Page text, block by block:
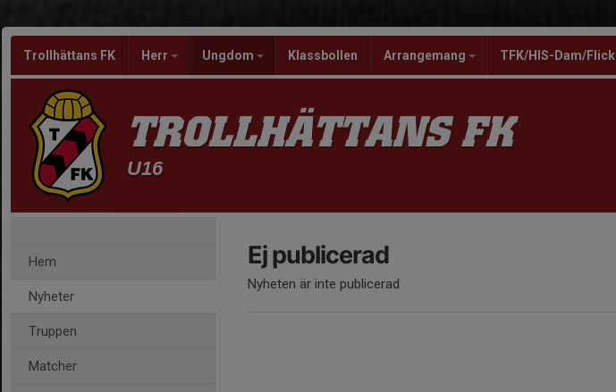
Trollhättans FK Herr Ungdom Klassbollen Arrangemang TFK/HIS-Dam/Flick
TROLLHÄTTANS FK
U16
Hem
Nyheter
Truppen
Matcher
Ej publicerad
Nyheten är inte publicerad